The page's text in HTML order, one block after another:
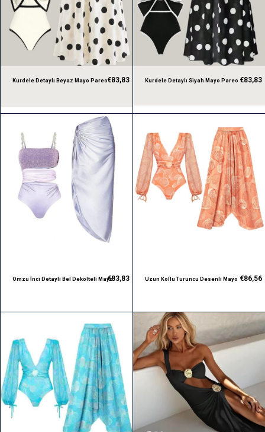
Kurdele Detaylı Beyaz Mayo Pareo€83,83
Kurdele Detaylı Siyah Mayo Pareo €83,83
Omzu İnci Detaylı Bel Dekolteli Mayo€83,83
Uzun Kollu Turuncu Desenli Mayo €86,56